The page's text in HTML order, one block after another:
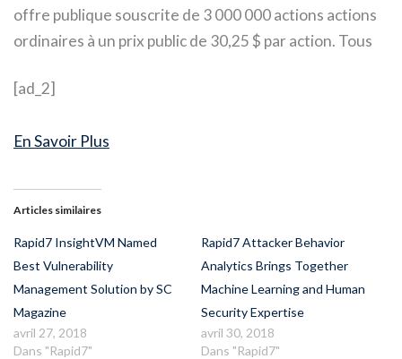
offre publique souscrite de 3 000 000 actions actions
ordinaires à un prix public de 30,25 $ par action. Tous
[ad_2]
En Savoir Plus
Articles similaires
Rapid7 InsightVM Named
Best Vulnerability
Management Solution by SC
Magazine
avril 27, 2018
Dans "Rapid7"
Rapid7 Attacker Behavior
Analytics Brings Together
Machine Learning and Human
Security Expertise
avril 30, 2018
Dans "Rapid7"